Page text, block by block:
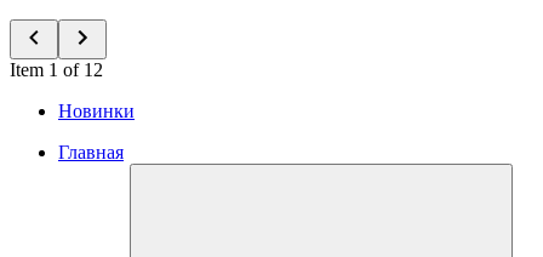
Item 1 of 12
Новинки
Главная